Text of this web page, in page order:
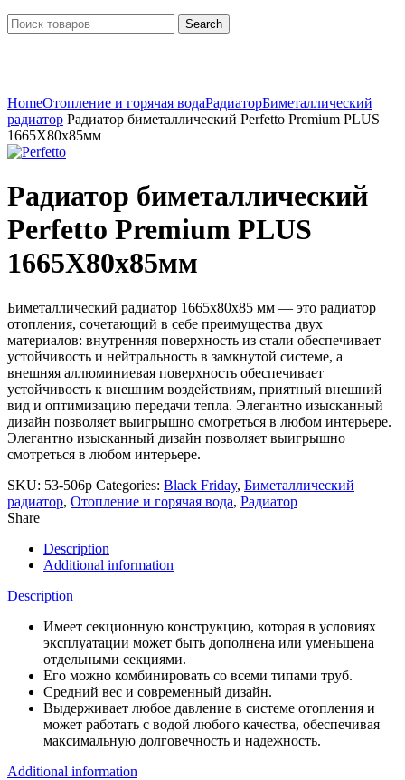
Search
HomeОтопление и горячая водаРадиаторБиметаллический
радиатор Радиатор биметаллический Perfetto Premium PLUS
1665X80x85мм
Радиатор биметаллический
Perfetto Premium PLUS
1665X80x85мм
Биметаллический радиатор 1665x80x85 мм — это радиатор
отопления, сочетающий в себе преимущества двух
материалов: внутренняя поверхность из стали обеспечивает
устойчивость и нейтральность в замкнутой системе, а
внешняя аллюминиевая поверхность обеспечивает
устойчивость к внешним воздействиям, приятный внешний
вид и оптимизацию передачи тепла. Элегантно изысканный
дизайн позволяет выигрышно смотреться в любом интерьере.
Элегантно изысканный дизайн позволяет выигрышно
смотреться в любом интерьере.
SKU: 53-506p Categories: Black Friday, Биметаллический
радиатор, Отопление и горячая вода, Радиатор
Share
Description
Additional information
Description
Имеет секционную конструкцию, которая в условиях
эксплуатации может быть дополнена или уменьшена
отдельными секциями.
Его можно комбинировать со всеми типами труб.
Средний вес и современный дизайн.
Выдерживает любое давление в системе отопления и
может работать с водой любого качества, обеспечивая
максимальную долговечность и надежность.
Additional information